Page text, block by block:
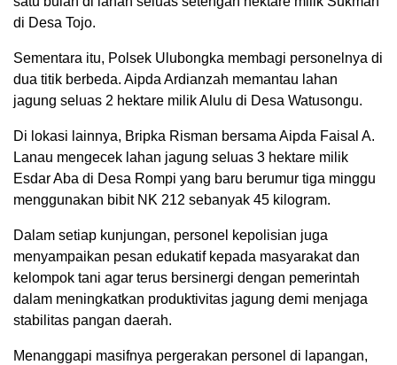
di Desa Tojo.
Sementara itu, Polsek Ulubongka membagi personelnya di
dua titik berbeda. Aipda Ardianzah memantau lahan
jagung seluas 2 hektare milik Alulu di Desa Watusongu.
Di lokasi lainnya, Bripka Risman bersama Aipda Faisal A.
Lanau mengecek lahan jagung seluas 3 hektare milik
Esdar Aba di Desa Rompi yang baru berumur tiga minggu
menggunakan bibit NK 212 sebanyak 45 kilogram.
Dalam setiap kunjungan, personel kepolisian juga
menyampaikan pesan edukatif kepada masyarakat dan
kelompok tani agar terus bersinergi dengan pemerintah
dalam meningkatkan produktivitas jagung demi menjaga
stabilitas pangan daerah.
Menanggapi masifnya pergerakan personel di lapangan,